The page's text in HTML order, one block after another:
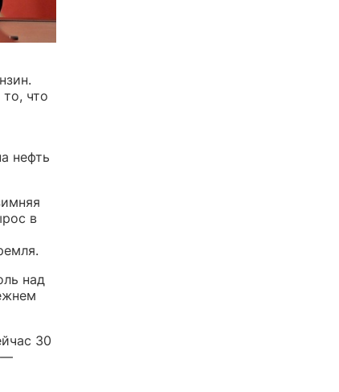
что
нефть
в
над
30
—